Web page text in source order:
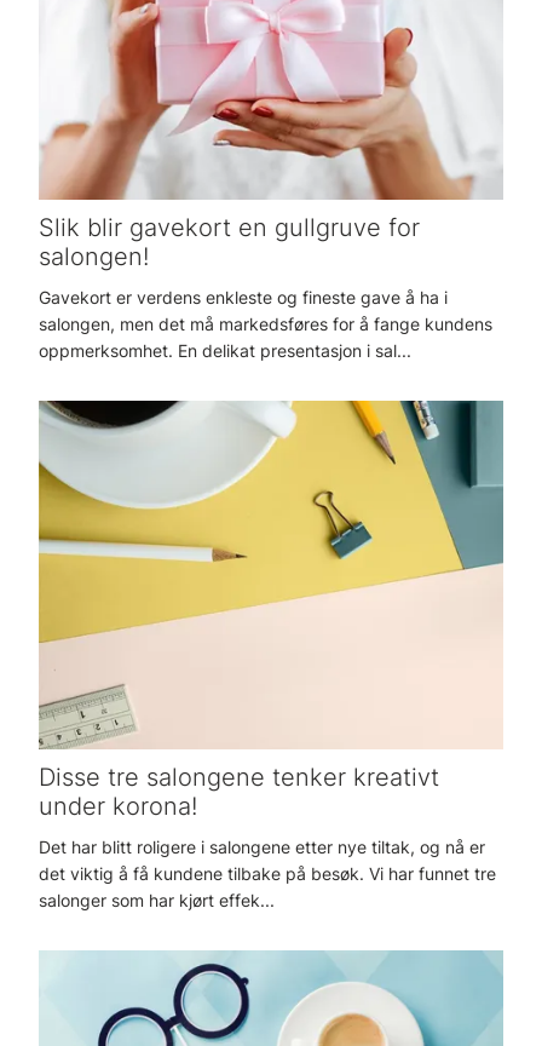
Slik blir gavekort en gullgruve for
salongen!
Gavekort er verdens enkleste og fineste gave å ha i
salongen, men det må markedsføres for å fange kundens
oppmerksomhet. En delikat presentasjon i sal...
Disse tre salongene tenker kreativt
under korona!
Det har blitt roligere i salongene etter nye tiltak, og nå er
det viktig å få kundene tilbake på besøk. Vi har funnet tre
salonger som har kjørt effek...